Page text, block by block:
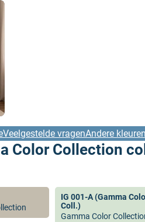
Veelgestelde vragenAndere kleuren
Color Collection
IG 001-A (Gamma
Coll.)
Gamma Color